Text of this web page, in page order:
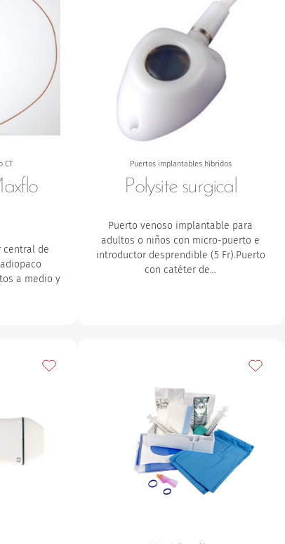
CT
central de
a medio y
Puertos implantables híbridos
Polysite surgical
Puerto venoso implantable para
adultos o niños con micro-puerto e
introductor desprendible (5 Fr).Puerto
con catéter de…
Añadir a mis favoritos Añadir